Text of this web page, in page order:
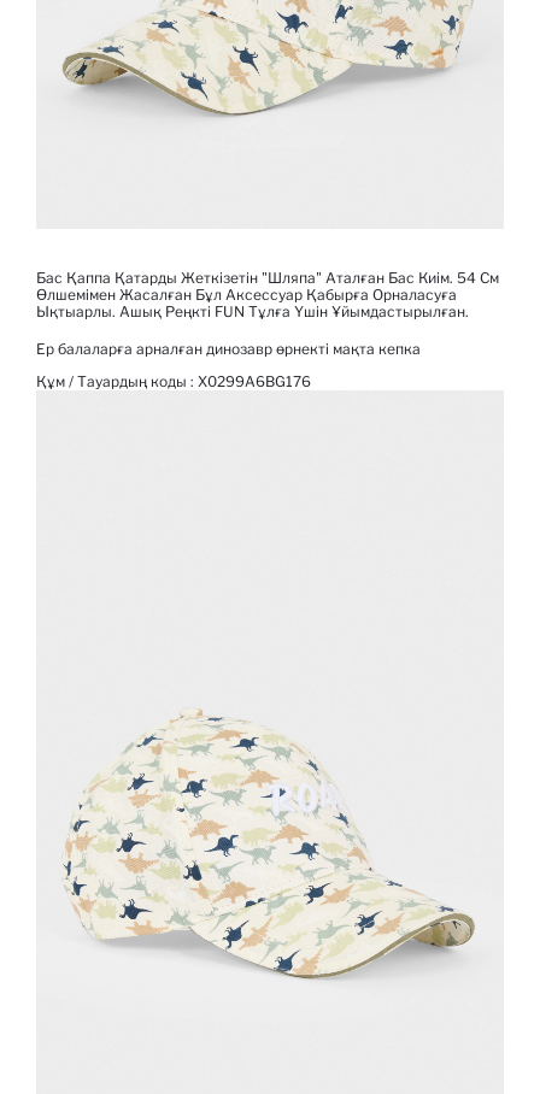
Бас Қаппа Қатарды Жеткізетін "шляпа" Аталған Бас Киім. 54 См
Өлшемімен Жасалған Бұл Аксессуар Қабырға Орналасуға
Ықтыарлы. Ашық Реңкті FUN Тұлға Үшін Ұйымдастырылған.
Ер балаларға арналған динозавр өрнекті мақта кепка
Құм / Тауардың коды : X0299A6BG176